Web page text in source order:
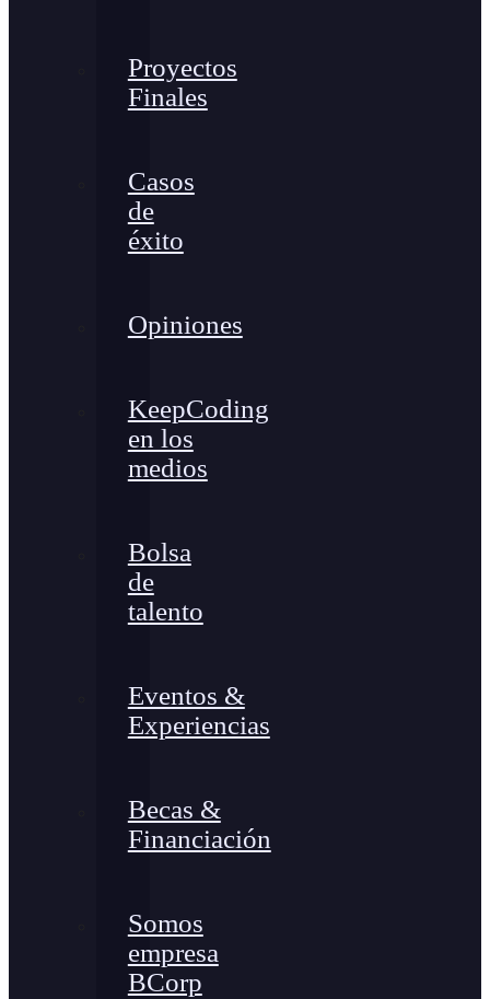
Proyectos
Finales
Casos
de
éxito
Opiniones
KeepCoding
en los
medios
Bolsa
de
talento
Eventos &
Experiencias
Becas &
Financiación
Somos
empresa
BCorp